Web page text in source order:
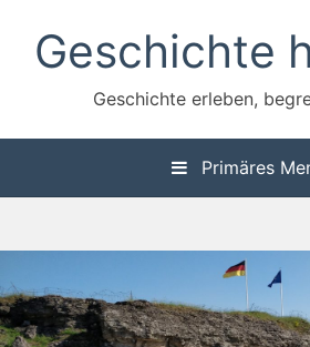
Inhalt
springenGeschichte
Geschichte erleben,
Primäres